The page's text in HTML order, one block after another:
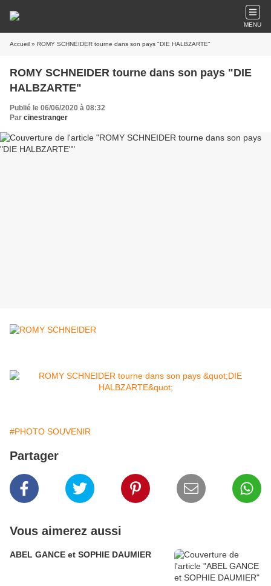
MENU
Accueil » ROMY SCHNEIDER tourne dans son pays "DIE HALBZARTE"
ROMY SCHNEIDER tourne dans son pays "DIE
HALBZARTE"
Publié le 06/06/2020 à 08:32
Par cinestranger
#PHOTO SOUVENIR
Partager
Vous aimerez aussi
ABEL GANCE et SOPHIE DAUMIER